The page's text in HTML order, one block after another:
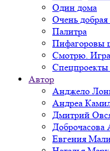
Один дома
Очень добрая
Палитра
Пифагоровы
Смотрю.
Спецпроекты
Автор
Анджело
Андреа
Дмитрий
Доброчасова
Евгения